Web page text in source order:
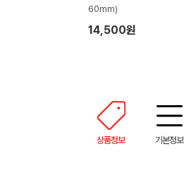
60mm)
14,500원
상품정보 기본정보